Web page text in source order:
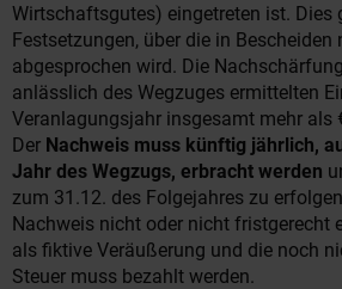
Wirtschaftsgutes) eingetreten ist.
Festsetzungen, über die in
abgesprochen wird. Die
anlässlich des Wegzuges ermittelten
Veranlagungsjahr insgesamt mehr als
Der Nachweis muss künftig jährlich,
Jahr des Wegzugs, erbracht werden
zum 31.12. des Folgejahres zu
Nachweis nicht oder nicht fristgerecht
als fiktive Veräußerung und die noch
Steuer muss bezahlt werden.